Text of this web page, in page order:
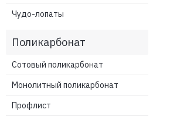
Чудо-лопаты
Поликарбонат
Сотовый поликарбонат
Монолитный поликарбонат
Профлист